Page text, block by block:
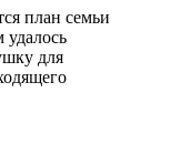
план семьи
удалось
для